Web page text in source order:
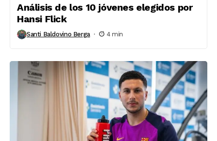
Análisis de los 10 jóvenes elegidos por
Hansi Flick
Santi Baldovino Berga 4 min